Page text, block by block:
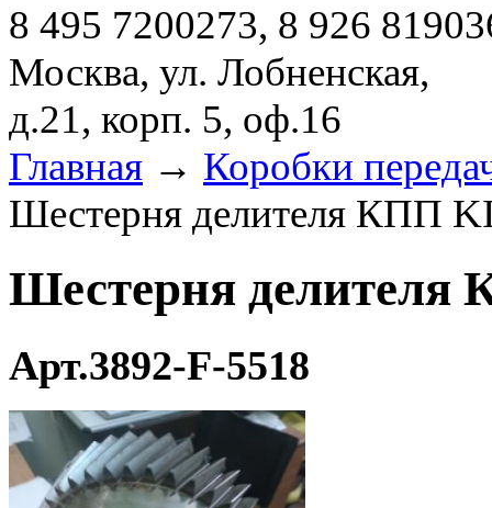
8 495 7200273, 8 926
Москва, ул. Лобненская,
д.21, корп. 5, оф.16
Главная → Коробки
Шестерня делителя КПП
Шестерня делителя
Арт.3892-F-5518